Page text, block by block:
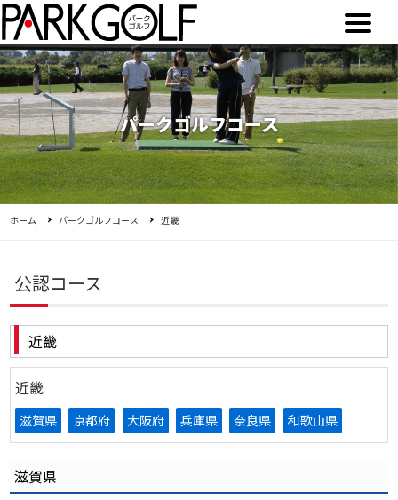
パークゴルフコース
ホーム パークゴルフコース 近畿
公認コース
近畿
近畿
滋賀県 京都府 大阪府 兵庫県 奈良県 和歌山県
滋賀県